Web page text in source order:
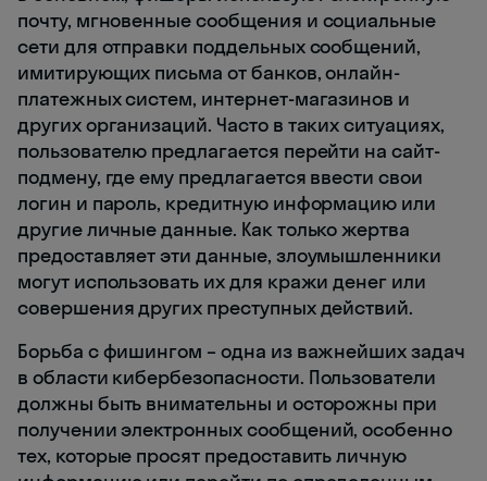
почту, мгновенные сообщения и социальные
сети для отправки поддельных сообщений,
имитирующих письма от банков, онлайн-
платежных систем, интернет-магазинов и
других организаций. Часто в таких ситуациях,
пользователю предлагается перейти на сайт-
подмену, где ему предлагается ввести свои
логин и пароль, кредитную информацию или
другие личные данные. Как только жертва
предоставляет эти данные, злоумышленники
могут использовать их для кражи денег или
совершения других преступных действий.
Борьба с фишингом – одна из важнейших задач
в области кибербезопасности. Пользователи
должны быть внимательны и осторожны при
получении электронных сообщений, особенно
тех, которые просят предоставить личную